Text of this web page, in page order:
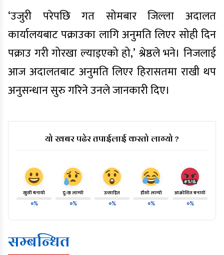
‘उजुरी परेपछि गत सोमबार जिल्ला अदालत
कार्यालयबाट पक्राउका लागि अनुमति लिएर सोही दिन
पक्राउ गरी गोरखा ल्याइएको हो,’ श्रेष्ठले भने। निजलाई
आज अदालतबाट अनुमति लिएर हिरासतमा राखी थप
अनुसन्धान सुरु गरिने उनले जानकारी दिए।
यो खबर पढेर तपाईलाई कस्तो लाग्यो ?
खुसी बनायो
०%
दु:ख लाग्यो
०%
उत्साहित
०%
हाँसो लाग्यो
०%
आक्रोशित बनायो
०%
सम्बन्धित